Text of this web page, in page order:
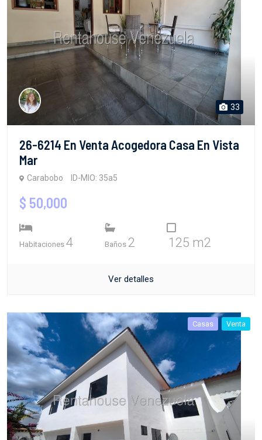
33
26-6214 En Venta Acogedora Casa En Vista
Mar
Carabobo ID-MIO: 35a5
$ 50,000
Habitaciones 4 Baños 2 125 m2
Ver detalles
Casas Venta